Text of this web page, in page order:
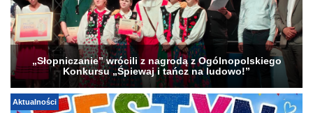
„Słopniczanie” wrócili z nagrodą z Ogólnopolskiego
Konkursu „Śpiewaj i tańcz na ludowo!”
Aktualności